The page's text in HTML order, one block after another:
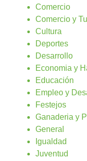
Comercio
Comercio y
Cultura
Deportes
Desarrollo
Economia y
Educación
Empleo y
Festejos
Ganaderia y
General
Igualdad
Juventud